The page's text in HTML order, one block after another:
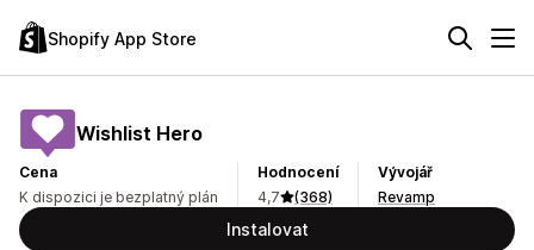
Shopify App Store
Wishlist Hero
Cena
K dispozici je bezplatný plán
Hodnocení
4,7
(368)
Vývojář
Revamp
Instalovat